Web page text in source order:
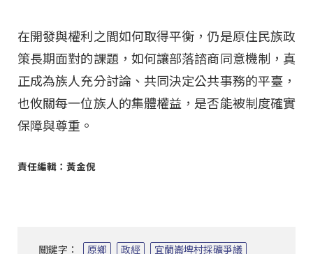
在開發與權利之間如何取得平衡，仍是原住民族政
策長期面對的課題，如何讓部落諮商同意機制，真
正成為族人充分討論、共同決定公共事務的平臺，
也攸關每一位族人的集體權益，是否能被制度確實
保障與尊重。
責任編輯：黃金倪
關鍵字： 原鄉 政經 宜蘭崙埤村採礦爭議